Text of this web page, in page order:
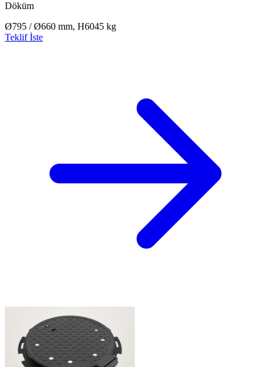
Döküm
Ø795 / Ø660 mm, H6045 kg
Teklif İste